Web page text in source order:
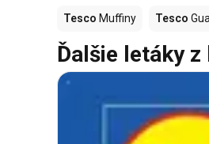
Tesco Muffiny Tesco
Ďalšie letáky